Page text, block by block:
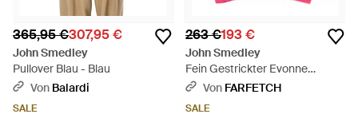
365,95 €307,95 €
John Smedley
Pullover Blau - Blau
Von Balardi
SALE
263 €193 €
John Smedley
Fein Gestrickter Evonne
Pullover - Pink
Von FARFETCH
SALE